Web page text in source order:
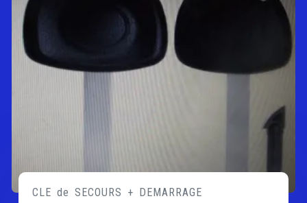
CLE de SECOURS + DEMARRAGE